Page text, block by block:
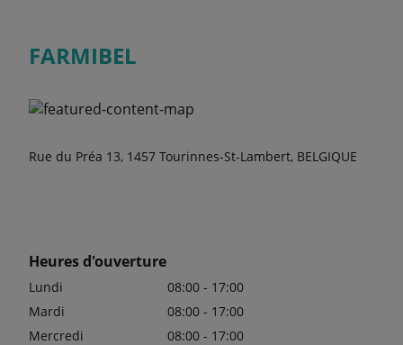
FARMIBEL
Rue du Préa 13, 1457 Tourinnes-St-Lambert, BELGIQUE
Heures d'ouverture
Lundi
08:00 - 17:00
Mardi
08:00 - 17:00
Mercredi
08:00 - 17:00